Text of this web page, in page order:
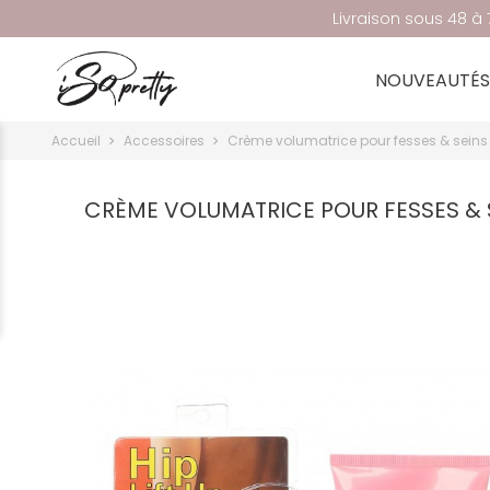
Livraison sous 48
NOUVEAUTÉS
Accueil Accessoires Crème volumatrice pour fesses & seins
CRÈME VOLUMATRICE POUR FESSES &